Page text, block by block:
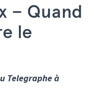
– Quand
le
Telegraphe à